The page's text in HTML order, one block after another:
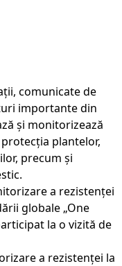
comunicate de
importante din
și monitorizează
plantelor,
precum și
a rezistenței la